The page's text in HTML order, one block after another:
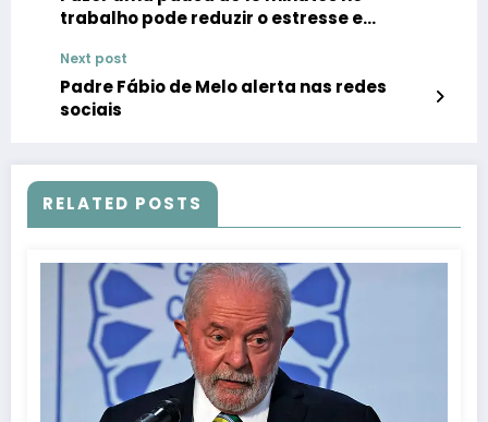
trabalho pode reduzir o estresse e
Next post
Padre Fábio de Melo alerta nas redes
sociais
RELATED POSTS